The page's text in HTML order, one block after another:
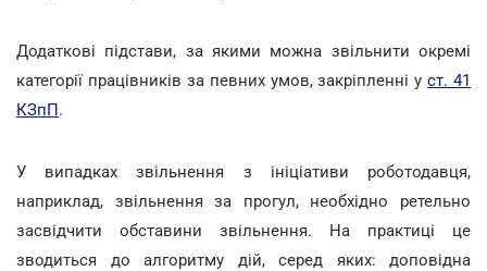
Додаткові підстави, за якими можна звільнити окремі
категорії працівників за певних умов, закріпленні уст. 41
КЗпП.
У випадках звільнення з ініціативи роботодавця,
наприклад, звільнення за прогул, необхідно ретельно
засвідчити обставини звільнення. На практиці це
зводиться до алгоритму дій, серед яких: доповідна